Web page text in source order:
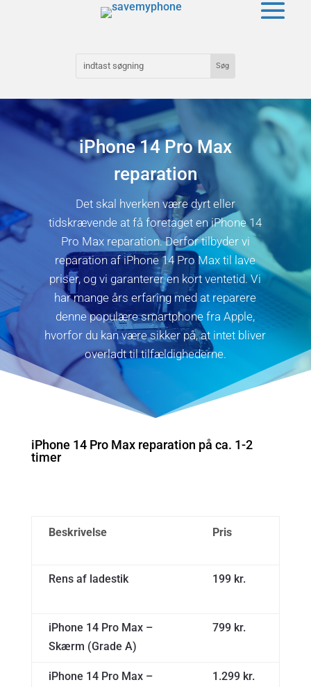
iPhone 14 Pro Max
reparation
Det skal hverken være dyrt eller
tidskrævende at få foretaget en iPhone 14
Pro Max reparation. Derfor tilbyder vi
reparation af iPhone 14 Pro Max til lave
priser, og vi garanterer en kort ventetid. Vi
har mange års erfaring med at reparere
denne populære smartphone fra Apple,
hvorfor du kan være sikker på, at intet bliver
overladt til tilfældighederne.
iPhone 14 Pro Max reparation på ca. 1-2
timer
Beskrivelse Pris
Rens af ladestik 199 kr.
iPhone 14 Pro Max –
Skærm (Grade A)
799 kr.
iPhone 14 Pro Max –
1.299 kr.